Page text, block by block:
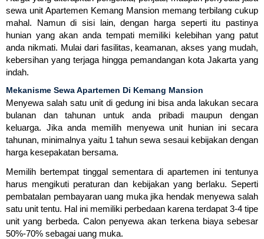
sewa unit Apartemen Kemang Mansion memang terbilang cukup
mahal. Namun di sisi lain, dengan harga seperti itu pastinya
hunian yang akan anda tempati memiliki kelebihan yang patut
anda nikmati. Mulai dari fasilitas, keamanan, akses yang mudah,
kebersihan yang terjaga hingga pemandangan kota Jakarta yang
indah.
Mekanisme Sewa Apartemen Di Kemang Mansion
Menyewa salah satu unit di gedung ini bisa anda lakukan secara
bulanan dan tahunan untuk anda pribadi maupun dengan
keluarga. Jika anda memilih menyewa unit hunian ini secara
tahunan, minimalnya yaitu 1 tahun sewa sesaui kebijakan dengan
harga kesepakatan bersama.
Memilih bertempat tinggal sementara di apartemen ini tentunya
harus mengikuti peraturan dan kebijakan yang berlaku. Seperti
pembatalan pembayaran uang muka jika hendak menyewa salah
satu unit tentu. Hal ini memiliki perbedaan karena terdapat 3-4 tipe
unit yang berbeda. Calon penyewa akan terkena biaya sebesar
50%-70% sebagai uang muka.